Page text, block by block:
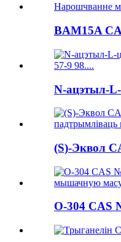
BAM15A
N-ацэтыл-L-
(S)-Эквол
O-304 CAS